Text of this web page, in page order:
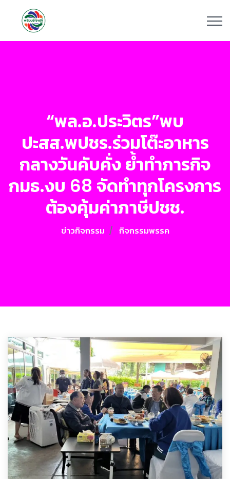
“พล.อ.ประวิตร”พบ
ปะสส.พปชร.ร่วมโต๊ะอาหาร
กลางวันคับคั่ง ย้ำทำภารกิจ
กมธ.งบ 68 จัดทำทุกโครงการ
ต้องคุ้มค่าภาษีปชช.
ข่าวกิจกรรม กิจกรรมพรรค